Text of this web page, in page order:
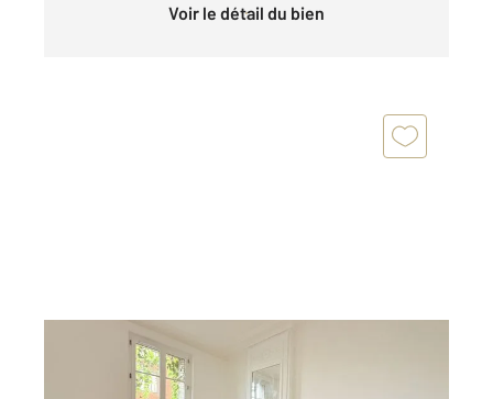
Voir le détail du bien
ST OUEN 93
, 2 pièces
Ref : 4107